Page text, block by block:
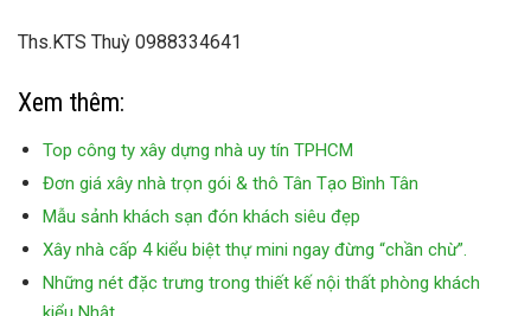
Ths.KTS Thuỳ 0988334641
Xem thêm:
Top công ty xây dựng nhà uy tín TPHCM
Đơn giá xây nhà trọn gói & thô Tân Tạo Bình Tân
Mẫu sảnh khách sạn đón khách siêu đẹp
Xây nhà cấp 4 kiểu biệt thự mini ngay đừng “chần chừ”.
Những nét đặc trưng trong thiết kế nội thất phòng khách